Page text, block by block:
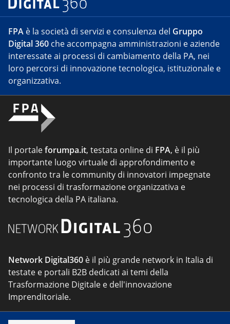
FPA è la società di servizi e consulenza del Gruppo
Digital 360 che accompagna amministrazioni e aziende
interessate ai processi di cambiamento della PA, nei
loro percorsi di innovazione tecnologica, istituzionale e
organizzativa.
Il portaleforumpa.it, testata online di FPA, è il più
importante luogo virtuale di approfondimento e
confronto tra le community di innovatori impegnate
nei processi di trasformazione organizzativa e
tecnologica della PA italiana.
Network Digital360 è il più grande network in Italia di
testate e portali B2B dedicati ai temi della
Trasformazione Digitale e dell'innovazione
Imprenditoriale.